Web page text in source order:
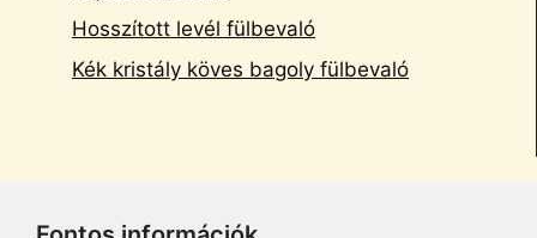
Hosszított levél fülbevaló
Kék kristály köves bagoly fülbevaló